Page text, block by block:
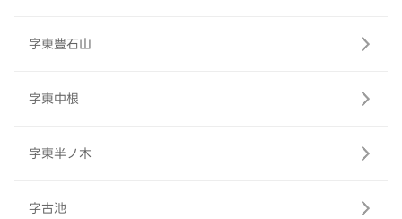
字東豊石山
字東中根
字東半ノ木
字古池